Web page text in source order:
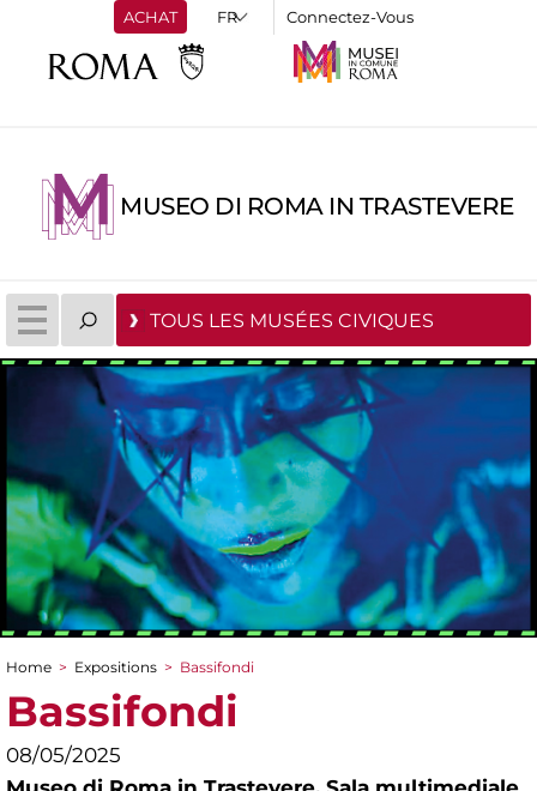
ACHAT Connectez-Vous
MUSEO DI ROMA IN TRASTEVERE
TOUS LES MUSÉES CIVIQUES
You are here
Home > Expositions > Bassifondi
Bassifondi
08/05/2025